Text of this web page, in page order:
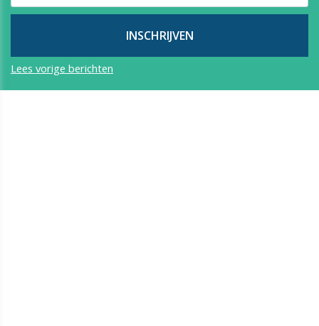
Lees vorige berichten